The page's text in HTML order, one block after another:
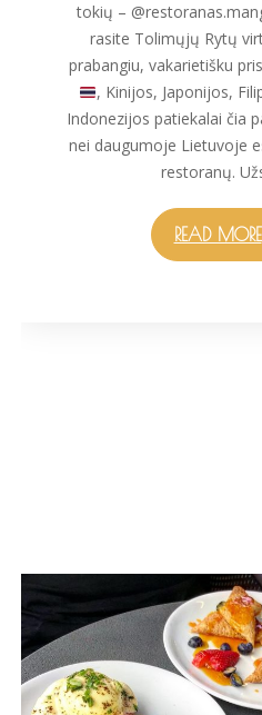
tokių –
rasite Tolimųjų Rytų
prabangiu, vakarietišku
, Kinijos, Japonijos,
Indonezijos patiekalai čia
nei daugumoje Lietuvoje
restoranų.
READ MORE